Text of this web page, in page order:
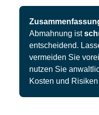
Abmahnung ist
entscheidend.
vermeiden Sie
nutzen Sie
Kosten und